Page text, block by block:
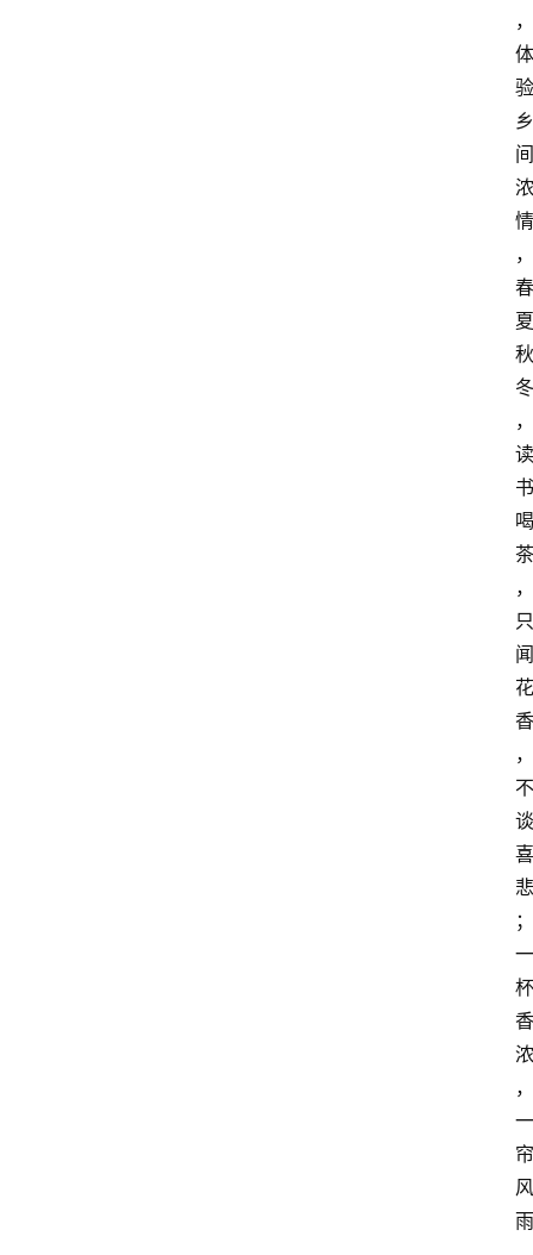
，
体
验
乡
间
浓
情
，
春
夏
秋
冬
，
读
书
喝
茶
，
只
闻
花
香
，
不
谈
喜
悲
；
一
杯
香
浓
，
一
帘
风
雨